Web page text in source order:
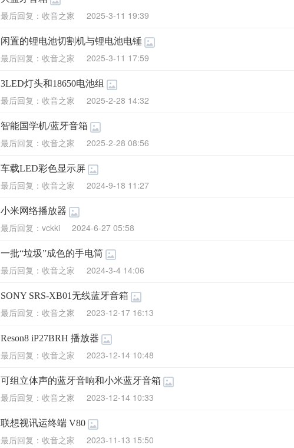
最后回复：收音之家 2025-3-11 19:39
闲置的锂电池切割机与锂电池电锤
最后回复：收音之家 2025-3-11 17:59
3LED灯头和18650电池组
最后回复：收音之家 2025-2-28 14:32
智能国学机/蓝牙音箱
最后回复：收音之家 2025-2-28 08:56
车载LED彩色显示屏
最后回复：收音之家 2024-9-18 11:27
小米网络播放器
最后回复：vckki 2024-6-27 05:58
一批“垃圾”成色的手电筒
最后回复：收音之家 2024-3-4 14:06
SONY SRS-XB01无线蓝牙音箱
最后回复：收音之家 2023-12-17 16:13
Reson8 iP27BRH 播放器
最后回复：收音之家 2023-12-14 10:48
可组立体声的蓝牙音响和小米蓝牙音箱
最后回复：收音之家 2023-12-14 10:33
联想视讯运终端 V80
最后回复：收音之家 2023-11-13 15:50